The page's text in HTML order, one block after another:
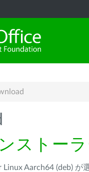
ストーラ
Linux Aarch64 (deb) が